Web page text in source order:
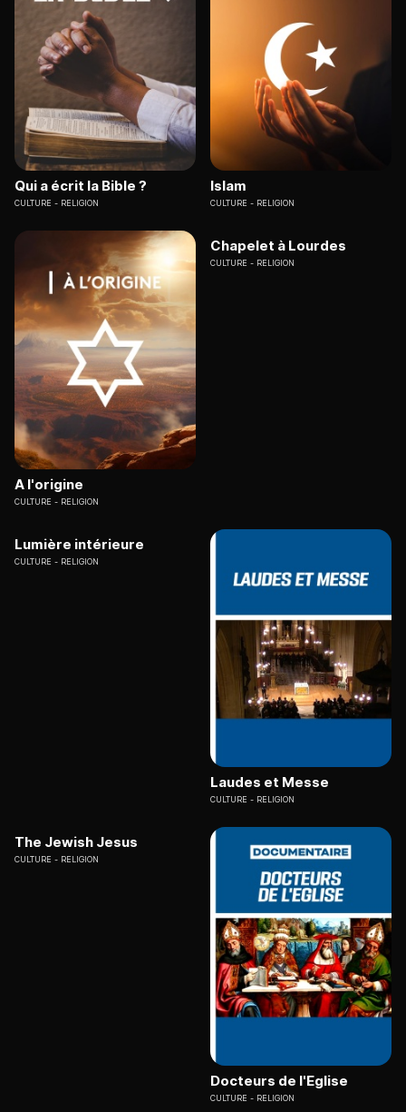
Qui a écrit la Bible ?
CULTURE RELIGION
Islam
CULTURE RELIGION
A l'origine
CULTURE RELIGION
Chapelet à Lourdes
CULTURE RELIGION
Lumière intérieure
CULTURE RELIGION
Laudes et Messe
CULTURE RELIGION
The Jewish Jesus
CULTURE RELIGION
Docteurs de l'Eglise
CULTURE RELIGION